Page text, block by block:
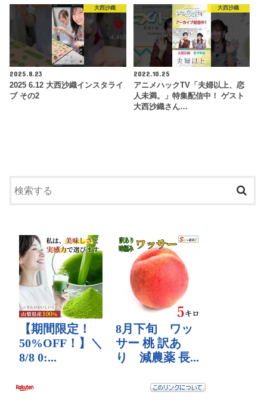
大西沙織
2025.8.23
2025 6.12 大西沙織インスタライ
ブ その2
大西沙織
2022.10.25
アニメハックTV「夫婦以上、恋
人未満。」特集配信中！ ゲスト
大西沙織さん…